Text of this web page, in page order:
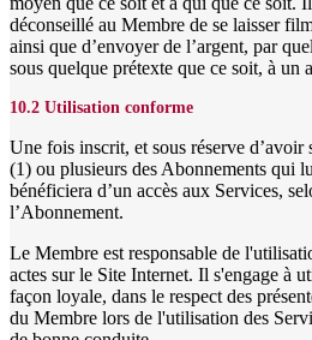
déconseillé au Membre de se laisser
ainsi que d’envoyer de l’argent, par
sous quelque prétexte que ce soit, à un
10.2 Utilisation conforme
Une fois inscrit, et sous réserve d’avoir
(1) ou plusieurs des Abonnements qui
bénéficiera d’un accès aux Services,
l’Abonnement.
Le Membre est responsable de
actes sur le Site Internet. Il s'engage à
façon loyale, dans le respect des
du Membre lors de l'utilisation des